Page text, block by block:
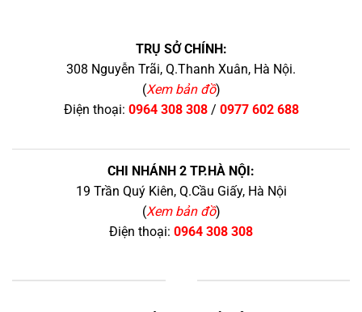
TRỤ SỞ CHÍNH:
308 Nguyễn Trãi, Q.Thanh Xuân, Hà Nội.
(Xem bản đồ)
Điện thoại: 0964 308 308/ 0977 602 688
CHI NHÁNH 2 TP.HÀ NỘI:
19 Trần Quý Kiên, Q.Cầu Giấy, Hà Nội
(Xem bản đồ)
Điện thoại: 0964 308 308